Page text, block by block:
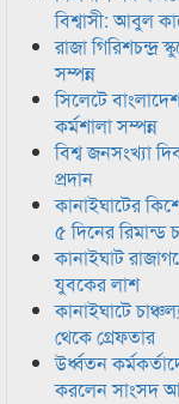
বিশ্বাসী: আবুল
রাজা গিরিশচন্দ্র
সম্পন্ন
সিলেটে
কর্মশালা সম্পন্ন
বিশ্ব জনসংখ্যা
প্রদান
কানাইঘাটের
৫ দিনের রিমান্ড
কানাইঘাট
যুবকের লাশ
কানাইঘাটে
থেকে গ্রেফতার
উর্ধ্বতন
করলেন সাংসদ